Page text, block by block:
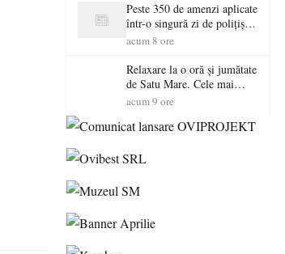
Peste 350 de amenzi aplicate
într-o singură zi de polițiștii
sătmăreni
acum 8 ore
Relaxare la o oră și jumătate
de Satu Mare. Cele mai
spectaculoase piscine
Maramureș, ideale pentru o
acum 9 ore